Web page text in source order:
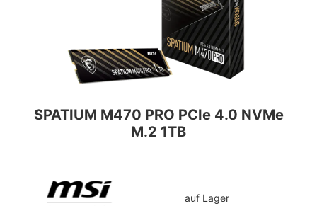
SPATIUM M470 PRO PCIe 4.0 NVMe
M.2 1TB
auf Lager